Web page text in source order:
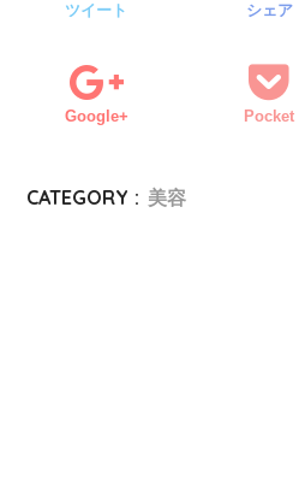
ツイート シェア
Google+ Pocket
CATEGORY : 美容